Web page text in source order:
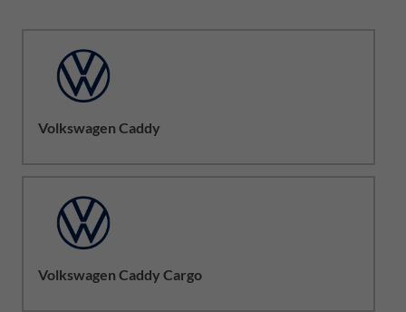
Volkswagen Caddy
Volkswagen Caddy Cargo